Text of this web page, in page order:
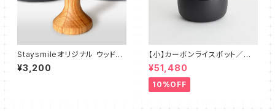
Staysmileオリジナル ウッドク
リップ【全ふた兼用】
¥3,200
【小】カーボンライスポット／専
用ケース
¥51,480
10%OFF